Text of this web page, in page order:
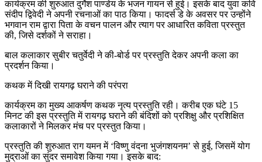
कार्यक्रम की शुरुआत दुर्गेश पाण्डेय के भजन गायन से हुई। इसके बाद युवा कवि
संदीप द्विवेदी ने अपनी रचनाओं का पाठ किया। फादर्स डे के अवसर पर उन्होंने
भगवान राम द्वारा पिता के वचन पालन और त्याग पर आधारित कविता प्रस्तुत
की, जिसे दर्शकों ने सराहा।
बाल कलाकार सुबीर चतुर्वेदी ने की-बोर्ड पर प्रस्तुति देकर अपनी कला का
प्रदर्शन किया।
कथक में दिखी रायगढ़ घराने की परंपरा
कार्यक्रम का मुख्य आकर्षण कथक नृत्य प्रस्तुति रही। करीब एक घंटे 15
मिनट की इस प्रस्तुति में रायगढ़ घराने की बंदिशों को प्रशिक्षु और प्रशिक्षित
कलाकारों ने मिलकर मंच पर प्रस्तुत किया।
प्रस्तुति की शुरुआत राग यमन में ‘विष्णु वंदना भुजंगशयनम’ से हुई, जिसमें योग
मुद्राओं का सुंदर समावेश किया गया। इसके बाद: